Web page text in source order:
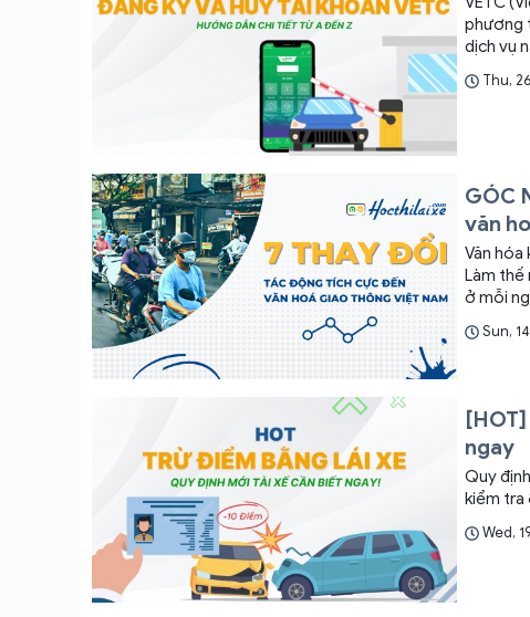
phương
dịch vụ
tiết từ A
Thu,
GÓC
văn
Văn
Làm
ở mỗi
Sun,
ngay
Quy
kiểm tra
Wed,